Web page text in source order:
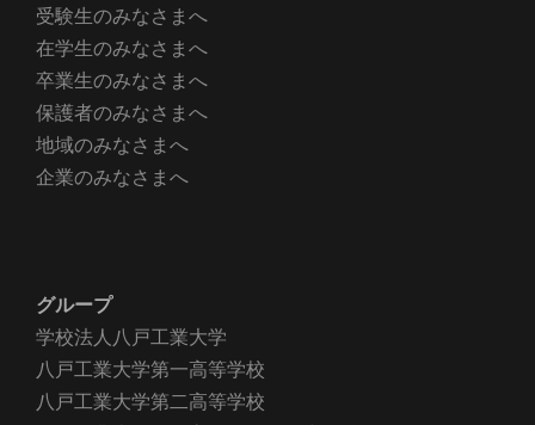
受験生のみなさまへ
在学生のみなさまへ
卒業生のみなさまへ
保護者のみなさまへ
地域のみなさまへ
企業のみなさまへ
グループ
学校法人八戸工業大学
八戸工業大学第一高等学校
八戸工業大学第二高等学校